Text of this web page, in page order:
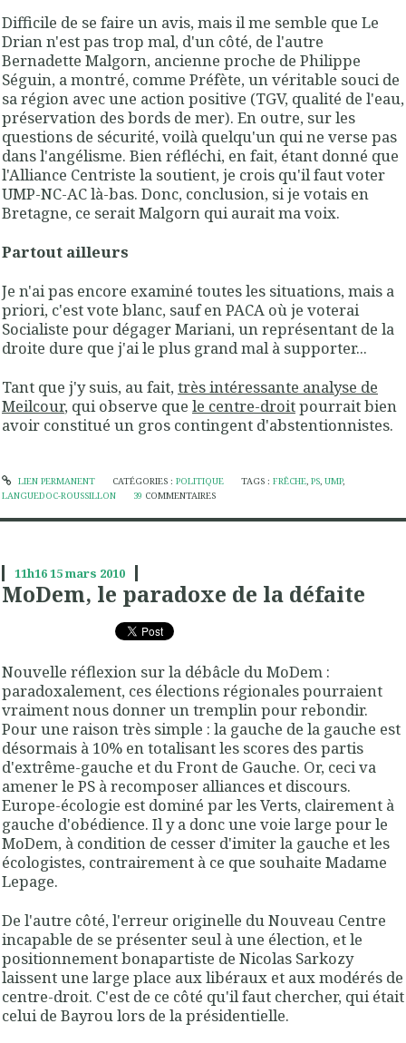
Difficile de se faire un avis, mais il me semble que Le
Drian n'est pas trop mal, d'un côté, de l'autre
Bernadette Malgorn, ancienne proche de Philippe
Séguin, a montré, comme Préfète, un véritable souci de
sa région avec une action positive (TGV, qualité de l'eau,
préservation des bords de mer). En outre, sur les
questions de sécurité, voilà quelqu'un qui ne verse pas
dans l'angélisme. Bien réfléchi, en fait, étant donné que
l'Alliance Centriste la soutient, je crois qu'il faut voter
UMP-NC-AC là-bas. Donc, conclusion, si je votais en
Bretagne, ce serait Malgorn qui aurait ma voix.
Partout ailleurs
Je n'ai pas encore examiné toutes les situations, mais a
priori, c'est vote blanc, sauf en PACA où je voterai
Socialiste pour dégager Mariani, un représentant de la
droite dure que j'ai le plus grand mal à supporter...
Tant que j'y suis, au fait,très intéressante analyse de
Meilcour, qui observe que le centre-droitpourrait bien
avoir constitué un gros contingent d'abstentionnistes.
LIEN PERMANENT CATÉGORIES : POLITIQUE TAGS :FRÊCHE ,PS ,UMP,
LANGUEDOC-ROUSSILLON
39 COMMENTAIRES
11h1615mars 2010
MoDem, le paradoxe de la défaite
Nouvelle réflexion sur la débâcle du MoDem :
paradoxalement, ces élections régionales pourraient
vraiment nous donner un tremplin pour rebondir.
Pour une raison très simple : la gauche de la gauche est
désormais à 10% en totalisant les scores des partis
d'extrême-gauche et du Front de Gauche. Or, ceci va
amener le PS à recomposer alliances et discours.
Europe-écologie est dominé par les Verts, clairement à
gauche d'obédience. Il y a donc une voie large pour le
MoDem, à condition de cesser d'imiter la gauche et les
écologistes, contrairement à ce que souhaite Madame
Lepage.
De l'autre côté, l'erreur originelle du Nouveau Centre
incapable de se présenter seul à une élection, et le
positionnement bonapartiste de Nicolas Sarkozy
laissent une large place aux libéraux et aux modérés de
centre-droit. C'est de ce côté qu'il faut chercher, qui était
celui de Bayrou lors de la présidentielle.